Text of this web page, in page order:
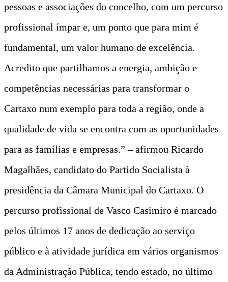
pessoas e associações do concelho, com um percurso
profissional ímpar e, um ponto que para mim é
fundamental, um valor humano de excelência.
Acredito que partilhamos a energia, ambição e
competências necessárias para transformar o
Cartaxo num exemplo para toda a região, onde a
qualidade de vida se encontra com as oportunidades
para as famílias e empresas.” – afirmou Ricardo
Magalhães, candidato do Partido Socialista à
presidência da Câmara Municipal do Cartaxo. O
percurso profissional de Vasco Casimiro é marcado
pelos últimos 17 anos de dedicação ao serviço
público e à atividade jurídica em vários organismos
da Administração Pública, tendo estado, no último